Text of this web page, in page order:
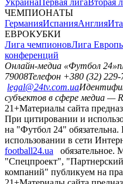
УкраинаПервая лигаВторая
ЧЕМПИОНАТЫ
ГерманияИспанияАнглия
ЕВРОКУБКИ
Лига чемпионовЛига
конференций
Онлайн-медиа «Футбол 24»
79008Телефон +380 (32) 229-
legal@24tv.com.ua
субъектов в сфере медиа —
21+Материалы сайта
При цитировании и
на "Футбол 24"
использовании в сети
football24.ua
обязательное.
"Спецпроект",
компаний" публикуем на